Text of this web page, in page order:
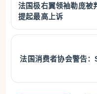
法国极右翼领袖勒庞被
提起最高上诉
法国消费者协会警告